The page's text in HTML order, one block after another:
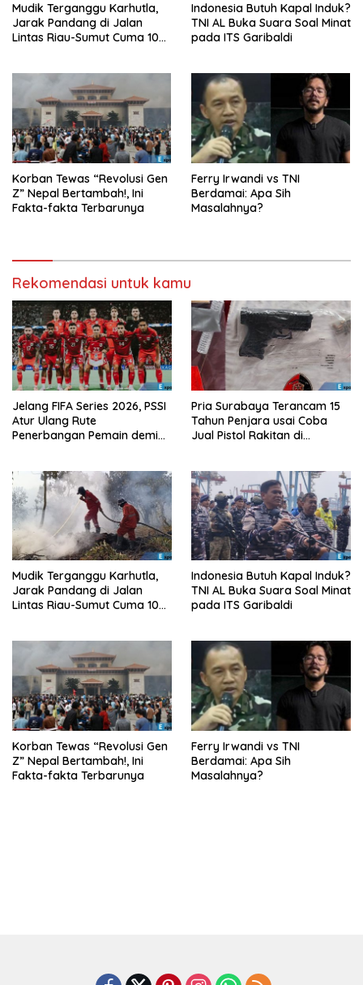
Mudik Terganggu Karhutla,
Jarak Pandang di Jalan
Lintas Riau-Sumut Cuma 10
Indonesia Butuh Kapal Induk?
TNI AL Buka Suara Soal Minat
pada ITS Garibaldi
Korban Tewas “Revolusi Gen
Z” Nepal Bertambah!, Ini
Fakta-fakta Terbarunya
Ferry Irwandi vs TNI
Berdamai: Apa Sih
Masalahnya?
Rekomendasi untuk kamu
Jelang FIFA Series 2026, PSSI
Atur Ulang Rute
Penerbangan Pemain demi
Pria Surabaya Terancam 15
Tahun Penjara usai Coba
Jual Pistol Rakitan di
Mudik Terganggu Karhutla,
Jarak Pandang di Jalan
Lintas Riau-Sumut Cuma 10
Indonesia Butuh Kapal Induk?
TNI AL Buka Suara Soal Minat
pada ITS Garibaldi
Korban Tewas “Revolusi Gen
Z” Nepal Bertambah!, Ini
Fakta-fakta Terbarunya
Ferry Irwandi vs TNI
Berdamai: Apa Sih
Masalahnya?